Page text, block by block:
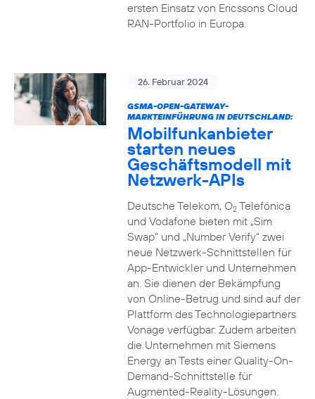
ersten Einsatz von Ericssons Cloud
RAN-Portfolio in Europa.
26. Februar 2024
GSMA-OPEN-GATEWAY-
MARKTEINFÜHRUNG IN DEUTSCHLAND:
Mobilfunkanbieter
starten neues
Geschäftsmodell mit
Netzwerk-APIs
Deutsche Telekom, O2Telefónica
und Vodafone bieten mit „Sim
Swap“ und „Number Verify“ zwei
neue Netzwerk-Schnittstellen für
App-Entwickler und Unternehmen
an. Sie dienen der Bekämpfung
von Online-Betrug und sind auf der
Plattform des Technologiepartners
Vonage verfügbar. Zudem arbeiten
die Unternehmen mit Siemens
Energy an Tests einer Quality-On-
Demand-Schnittstelle für
Augmented-Reality-Lösungen.